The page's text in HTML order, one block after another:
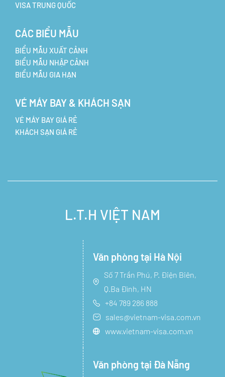
VISA TRUNG QUỐC
CÁC BIỂU MẪU
BIỂU MẪU XUẤT CẢNH
BIỂU MẪU NHẬP CẢNH
BIỂU MẪU GIA HẠN
VÉ MÁY BAY & KHÁCH SẠN
VÉ MÁY BAY GIÁ RẺ
KHÁCH SẠN GIÁ RẺ
L.T.H VIỆT NAM
Văn phòng tại Hà Nội
Số 7 Trần Phú, P. Điện Biên,
Q.Ba Đình, HN
+84 789 286 888
sales@vietnam-visa.com.vn
www.vietnam-visa.com.vn
Văn phòng tại Đà Nẵng